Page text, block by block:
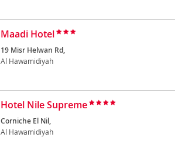
Maadi Hotel
19 Misr Helwan Rd,
Al Hawamidiyah
Hotel Nile Supreme
Corniche El Nil,
Al Hawamidiyah